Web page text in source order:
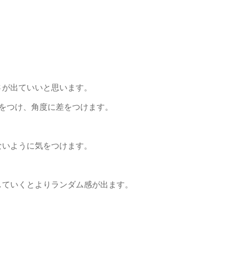
出ていいと思います。
つけ、角度に差をつけます。
ように気をつけます。
いくとよりランダム感が出ます。